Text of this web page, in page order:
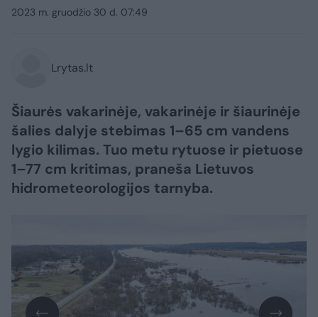
2023 m. gruodžio 30 d. 07:49
Lrytas.lt
Šiaurės vakarinėje, vakarinėje ir šiaurinėje
šalies dalyje stebimas 1–65 cm vandens
lygio kilimas. Tuo metu rytuose ir pietuose
1–77 cm kritimas, praneša Lietuvos
hidrometeorologijos tarnyba.